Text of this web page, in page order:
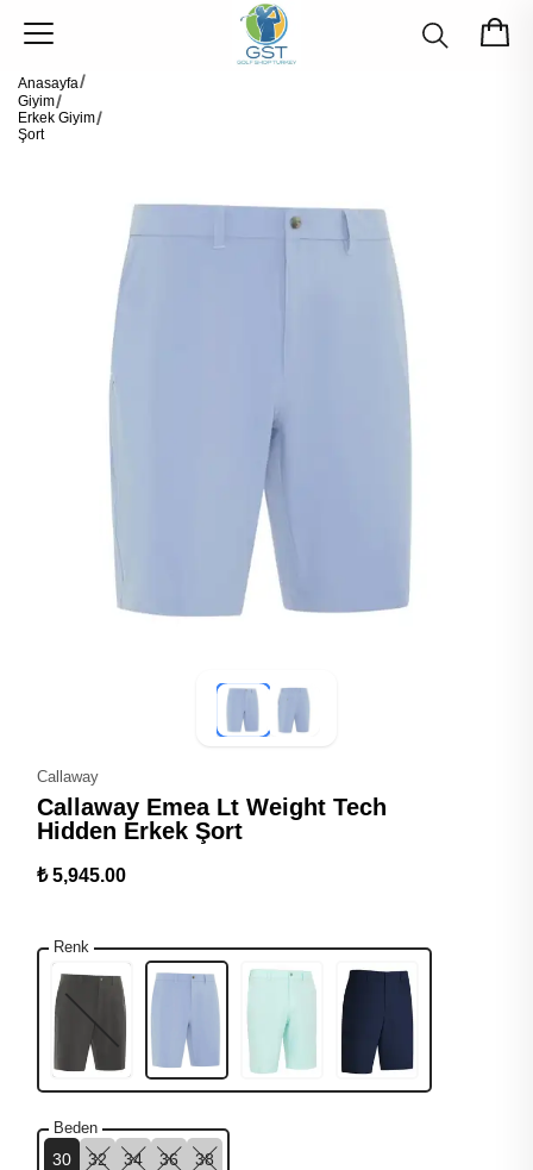
Anasayfa
Giyim
Erkek Giyim
Şort
Callaway
Callaway Emea Lt Weight Tech
Hidden Erkek Şort
₺ 5,945.00
Renk
Beden
30 32 34 36 38